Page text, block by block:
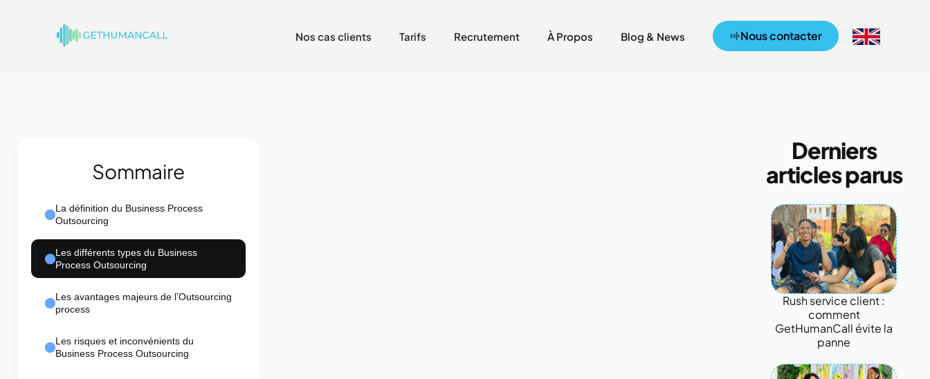
Nos cas clients Tarifs Recrutement À Propos Blog & News Nous contacter
Sommaire
La définition du Business Process
Outsourcing
Les différents types du Business
Process Outsourcing
Les avantages majeurs de l’Outsourcing
process
Les risques et inconvénients du
Business Process Outsourcing
Derniers
articles parus
Rush service client :
comment
GetHumanCall évite la
panne